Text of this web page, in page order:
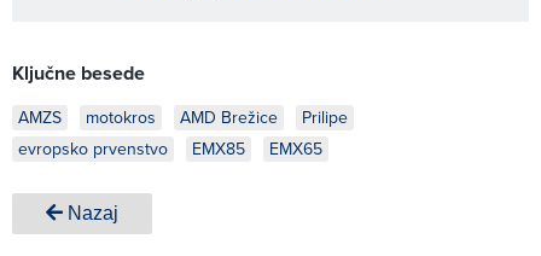
Ključne besede
AMZS motokros AMD Brežice
Prilipe
evropsko prvenstvo
EMX85 EMX65
Nazaj